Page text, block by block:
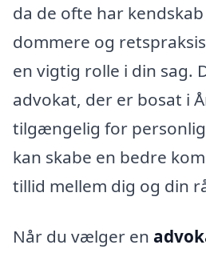
da de ofte har
dommere og
en vigtig rolle i din sag.
advokat, der er bosat i
tilgængelig for
kan skabe en bedre
tillid mellem dig og din
Når du vælger en